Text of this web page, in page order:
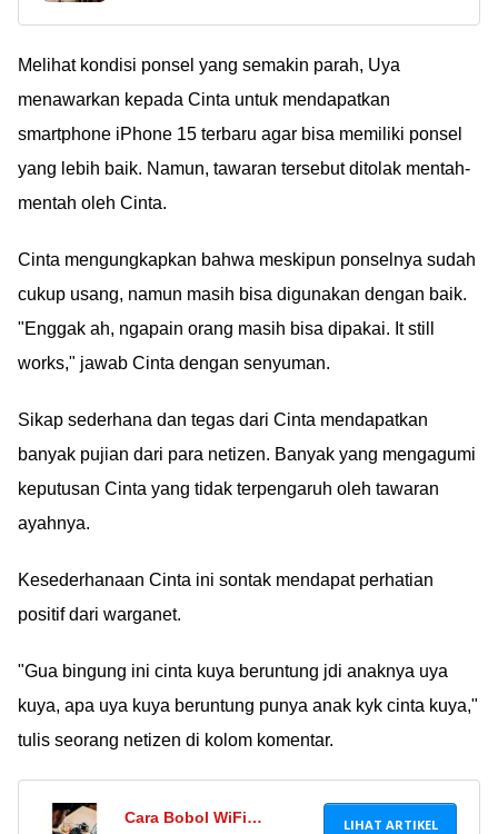
bisa menghapus baju
tak diinginkan di foto!
Apa benar?
Melihat kondisi ponsel yang semakin parah, Uya
menawarkan kepada Cinta untuk mendapatkan
smartphone iPhone 15 terbaru agar bisa memiliki ponsel
yang lebih baik. Namun, tawaran tersebut ditolak mentah-
mentah oleh Cinta.
Cinta mengungkapkan bahwa meskipun ponselnya sudah
cukup usang, namun masih bisa digunakan dengan baik.
"Enggak ah, ngapain orang masih bisa dipakai. It still
works," jawab Cinta dengan senyuman.
Sikap sederhana dan tegas dari Cinta mendapatkan
banyak pujian dari para netizen. Banyak yang mengagumi
keputusan Cinta yang tidak terpengaruh oleh tawaran
ayahnya.
Kesederhanaan Cinta ini sontak mendapat perhatian
positif dari warganet.
"Gua bingung ini cinta kuya beruntung jdi anaknya uya
kuya, apa uya kuya beruntung punya anak kyk cinta kuya,"
tulis seorang netizen di kolom komentar.
Cara Bobol WiFi
LIHAT ARTIKEL